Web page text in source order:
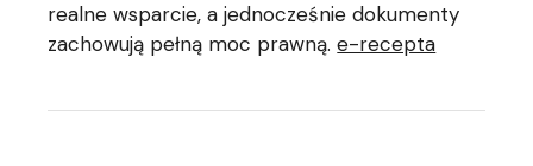
realne wsparcie, a jednocześnie dokumenty
zachowują pełną moc prawną.e-recepta